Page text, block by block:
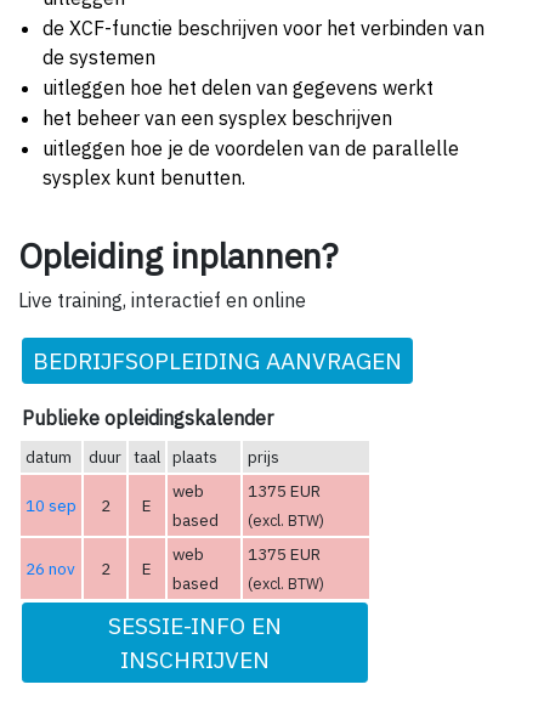
de XCF-functie beschrijven voor het verbinden van
de systemen
uitleggen hoe het delen van gegevens werkt
het beheer van een sysplex beschrijven
uitleggen hoe je de voordelen van de parallelle
sysplex kunt benutten.
Opleiding inplannen?
Live training, interactief en online
BEDRIJFSOPLEIDING AANVRAGEN
Publieke opleidingskalender
datum duur taal plaats prijs
10 sep 2 E
web
based
1375 EUR
(excl. BTW)
26 nov 2 E
web
based
1375 EUR
(excl. BTW)
SESSIE-INFO EN
INSCHRIJVEN